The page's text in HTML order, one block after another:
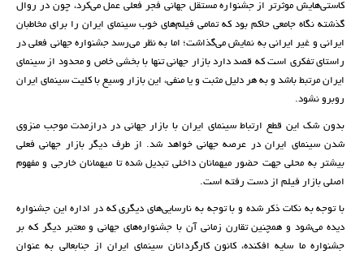
کاستی‌هایش موثرتر از جشنواره مستقل جهانی فجر فعلی عمل می‌کرد، چون در روال
گذشته نگاه جامعی حاکم بود که تمامی فیلم‌های خوب سینمای ایران را برای مخاطبان
ایرانی و غیر ایرانی به نمایش می‌گذاشت؛ اما به نظر می‌رسد جشنواره جهانی فعلی در
راستای تفکری است که قصد دارد بازار جهانی تنها با بخشی خاص و محدود از سینمای
ایران مرتبط باشد و به هر دلیل مثبت و یا منفی، این بازار وسیع با کلیت سینمای ایران
روبرو نشود.
بدون شک این قطع ارتباط سینمای ایران با بازار جهانی در درازمدت موجب منزوی
شدن سینمای ایران در عرصه جهانی خواهد شد. از طرف دیگر بازار جهانی فعلی
بیشتر به محلی جهت حضور میهمانان داخلی تبدیل شده تا میهمانان خارجی و مفهوم
اصلی بازار فیلم از دست رفته است.
با توجه به نکات ذکر شده و با توجه به نارسایی‌های دیگری که در اداره این جشنواره
دیده می‌شود و همچنین تقارن زمانی آن با جشنواره‌های جهانی و معتبر دیگر که بر
جشنواره ما سایه افکنده، کانون کارگردانان سینمای ایران از جنابعالی به عنوان